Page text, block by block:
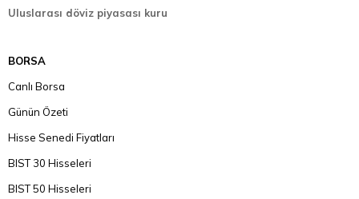
Uluslarası döviz piyasası kuru
BORSA
Canlı Borsa
Günün Özeti
Hisse Senedi Fiyatları
BIST 30 Hisseleri
BIST 50 Hisseleri